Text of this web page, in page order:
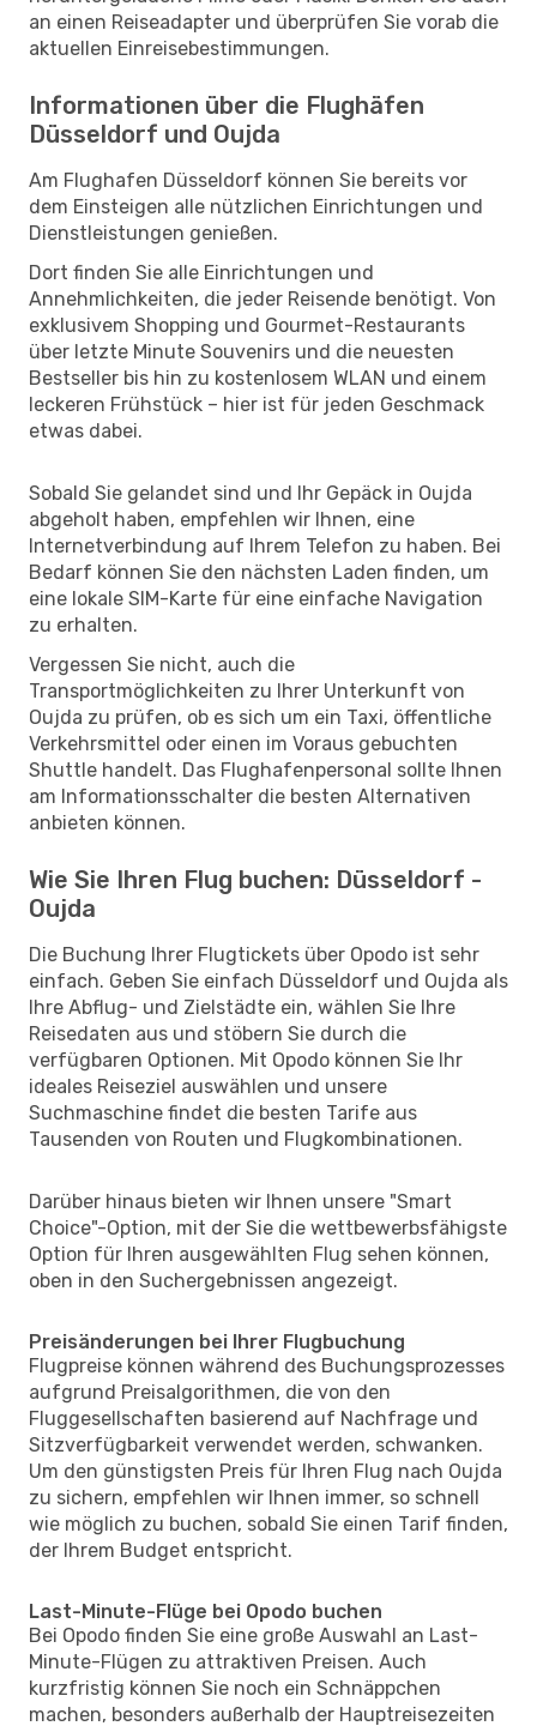
an einen Reiseadapter und überprüfen Sie vorab die
aktuellen Einreisebestimmungen.
Informationen über die Flughäfen
Düsseldorf und Oujda
Am Flughafen Düsseldorf können Sie bereits vor
dem Einsteigen alle nützlichen Einrichtungen und
Dienstleistungen genießen.
Dort finden Sie alle Einrichtungen und
Annehmlichkeiten, die jeder Reisende benötigt. Von
exklusivem Shopping und Gourmet-Restaurants
über letzte Minute Souvenirs und die neuesten
Bestseller bis hin zu kostenlosem WLAN und einem
leckeren Frühstück – hier ist für jeden Geschmack
etwas dabei.
Sobald Sie gelandet sind und Ihr Gepäck in Oujda
abgeholt haben, empfehlen wir Ihnen, eine
Internetverbindung auf Ihrem Telefon zu haben. Bei
Bedarf können Sie den nächsten Laden finden, um
eine lokale SIM-Karte für eine einfache Navigation
zu erhalten.
Vergessen Sie nicht, auch die
Transportmöglichkeiten zu Ihrer Unterkunft von
Oujda zu prüfen, ob es sich um ein Taxi, öffentliche
Verkehrsmittel oder einen im Voraus gebuchten
Shuttle handelt. Das Flughafenpersonal sollte Ihnen
am Informationsschalter die besten Alternativen
anbieten können.
Wie Sie Ihren Flug buchen: Düsseldorf -
Oujda
Die Buchung Ihrer Flugtickets über Opodo ist sehr
einfach. Geben Sie einfach Düsseldorf und Oujda als
Ihre Abflug- und Zielstädte ein, wählen Sie Ihre
Reisedaten aus und stöbern Sie durch die
verfügbaren Optionen. Mit Opodo können Sie Ihr
ideales Reiseziel auswählen und unsere
Suchmaschine findet die besten Tarife aus
Tausenden von Routen und Flugkombinationen.
Darüber hinaus bieten wir Ihnen unsere "Smart
Choice"-Option, mit der Sie die wettbewerbsfähigste
Option für Ihren ausgewählten Flug sehen können,
oben in den Suchergebnissen angezeigt.
Preisänderungen bei Ihrer Flugbuchung
Flugpreise können während des Buchungsprozesses
aufgrund Preisalgorithmen, die von den
Fluggesellschaften basierend auf Nachfrage und
Sitzverfügbarkeit verwendet werden, schwanken.
Um den günstigsten Preis für Ihren Flug nach Oujda
zu sichern, empfehlen wir Ihnen immer, so schnell
wie möglich zu buchen, sobald Sie einen Tarif finden,
der Ihrem Budget entspricht.
Last-Minute-Flüge bei Opodo buchen
Bei Opodo finden Sie eine große Auswahl an Last-
Minute-Flügen zu attraktiven Preisen. Auch
kurzfristig können Sie noch ein Schnäppchen
machen, besonders außerhalb der Hauptreisezeiten